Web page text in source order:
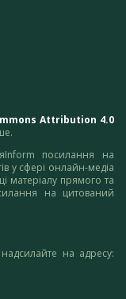
Attribution 4.0
посилання на
у сфері онлайн-медіа
матеріалу прямого та
на цитований
на адресу: